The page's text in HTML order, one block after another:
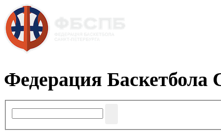
Федерация Баскетбола